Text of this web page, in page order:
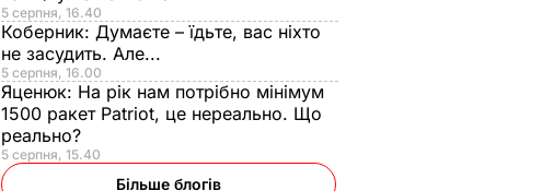
5 серпня, 16.40
Коберник: Думаєте – їдьте, вас ніхто
не засудить. Але...
5 серпня, 16.00
Яценюк: На рік нам потрібно мінімум
1500 ракет Patriot, це нереально. Що
реально?
5 серпня, 15.40
Більше блогів